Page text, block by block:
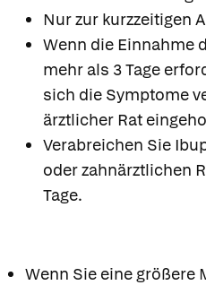
Nur zur kurzzeitigen
Wenn die Einnahme
mehr als 3 Tage
sich die Symptome
ärztlicher Rat
Verabreichen Sie
oder zahnärztlichen
Tage.
Wenn Sie eine größere